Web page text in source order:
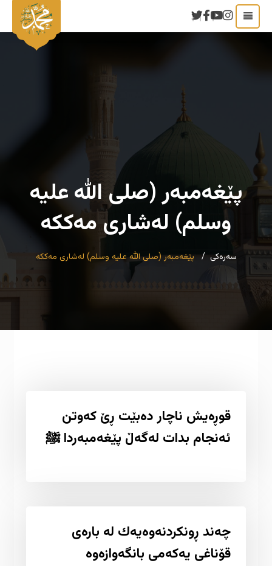
پێغەمبەر (صلی الله علیه
وسلم) لەشاری مەککە
پێغەمبەر (صلی الله علیه وسلم) لەشاری مەککە سەرەکی
قوڕەیش ناچار دەبێت ڕێ کەوتن
ئەنجام بدات لەگەڵ پێغەمبەردا ﷺ
چەند ڕونكردنەوەیەك لە بارەی
قۆناغی یەكەمی بانگەوازەوە